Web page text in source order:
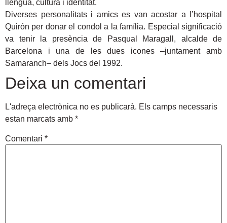
llengua, cultura i identitat.
Diverses personalitats i amics es van acostar a l’hospital
Quirón per donar el condol a la família. Especial significació
va tenir la presència de Pasqual Maragall, alcalde de
Barcelona i una de les dues icones –juntament amb
Samaranch– dels Jocs del 1992.
Deixa un comentari
L'adreça electrònica no es publicarà. Els camps necessaris
estan marcats amb *
Comentari *